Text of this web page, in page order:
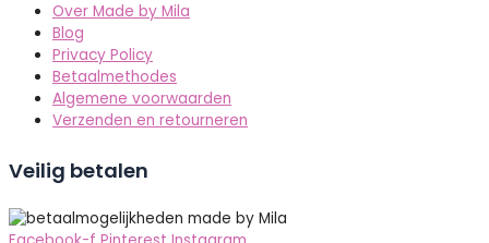
Over Made by Mila
Blog
Privacy Policy
Betaalmethodes
Algemene voorwaarden
Verzenden en retourneren
Veilig betalen